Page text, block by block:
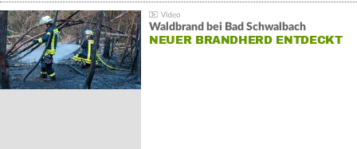
Waldbrand bei Bad Schwalbach
NEUER BRANDHERD ENTDECKT